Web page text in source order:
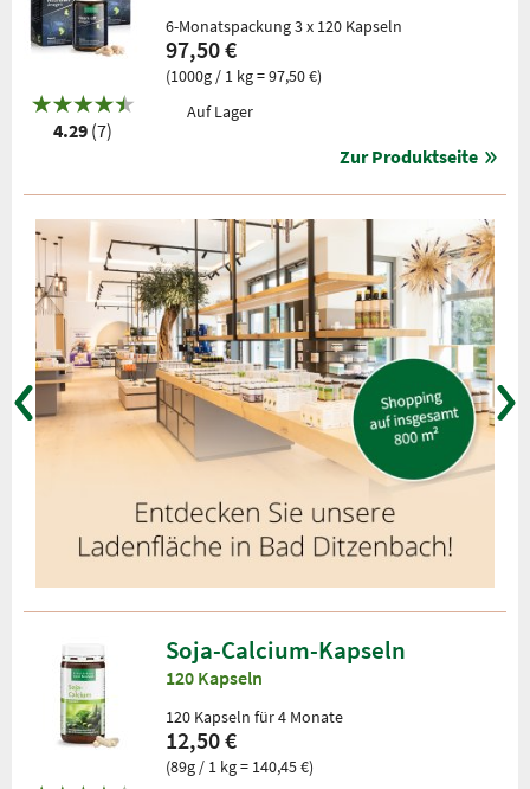
4.29 (7)
6-Monatspackung 3 x 120 Kapseln
97,50 €
(1000g / 1 kg = 97,50 €)
Auf Lager
Zur Produktseite
Soja-Calcium-Kapseln
120 Kapseln
120 Kapseln für 4 Monate
12,50 €
(89g / 1 kg = 140,45 €)